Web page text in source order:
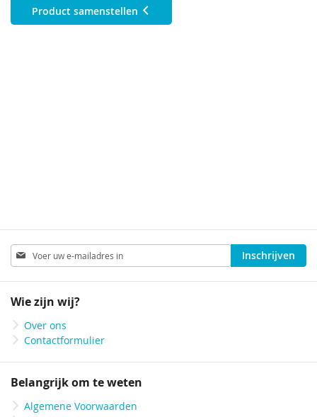
Product samenstellen
Abonneer
u
op
nieuwsbrief
Inschrijven
Wie zijn wij?
Over ons
Contactformulier
Belangrijk om te weten
Algemene Voorwaarden